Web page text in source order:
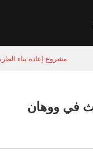
مشروع إعادة بناء
في ووهان